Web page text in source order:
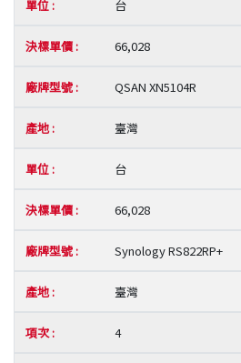
台
66,028
QSAN XN5104R
臺灣
台
66,028
Synology RS822RP+
臺灣
4